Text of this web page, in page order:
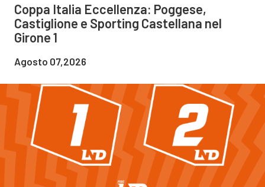
Coppa Italia Eccellenza: Poggese,
Castiglione e Sporting Castellana nel
Girone 1
Agosto 07,2026